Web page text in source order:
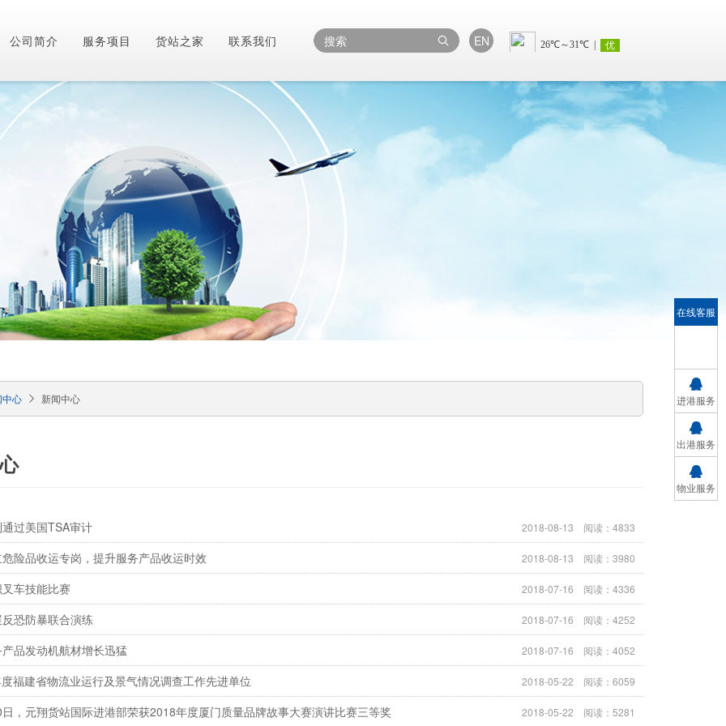
EN
公司简介 服务项目 货站之家 联系我们
中心 新闻中心
过美国TSA审计 2018-08-13 阅读：4833
险品收运专岗，提升服务产品收运时效 2018-08-13 阅读：3980
车技能比赛 2018-07-16 阅读：4336
恐防暴联合演练 2018-07-16 阅读：4252
品发动机航材增长迅猛 2018-07-16 阅读：4052
福建省物流业运行及景气情况调查工作先进单位 2018-05-22 阅读：6059
，元翔货站国际进港部荣获2018年度厦门质量品牌故事大赛演讲比赛三等奖 2018-05-22 阅读：5281
在线客服
进港服务
出港服务
物业服务